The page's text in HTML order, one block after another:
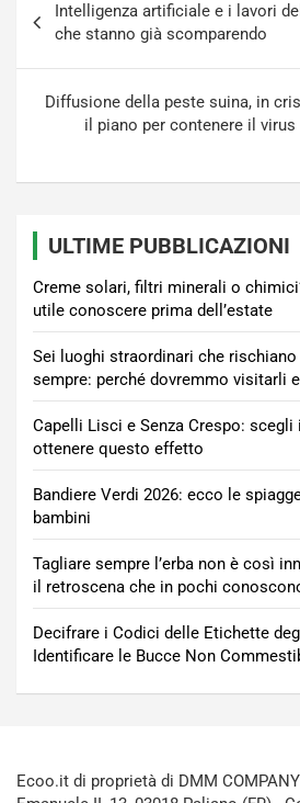
articoli
Intelligenza artificiale e i lavori
che stanno già scomparendo
Diffusione della peste suina, in
il piano per contenere il virus
ULTIME PUBBLICAZIONI
Creme solari, filtri minerali o
utile conoscere prima dell’estate
Sei luoghi straordinari che
sempre: perché dovremmo visitarli
Capelli Lisci e Senza Crespo:
ottenere questo effetto
Bandiere Verdi 2026: ecco le
bambini
Tagliare sempre l’erba non è così
il retroscena che in pochi
Decifrare i Codici delle Etichette
Identificare le Bucce Non
Ecoo.it di proprietà di DMM